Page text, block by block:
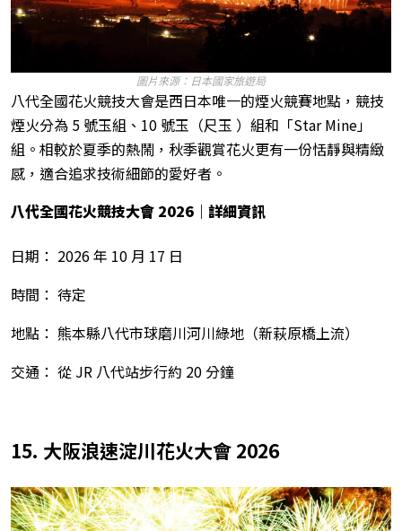
圖片來源：日本國家旅遊局
八代全國花火競技大會是西日本唯一的煙火競賽地點，競技
煙火分為 5 號玉組、10 號玉（尺玉 ）組和「Star Mine」
組。相較於夏季的熱鬧，秋季觀賞花火更有一份恬靜與精緻
感，適合追求技術細節的愛好者。
八代全國花火競技大會 2026 ｜詳細資訊
日期： 2026 年 10 月 17 日
時間： 待定
地點： 熊本縣八代市球磨川河川綠地（新萩原橋上流）
交通： 從 JR 八代站步行約 20 分鐘
15. 大阪浪速淀川花火大會 2026